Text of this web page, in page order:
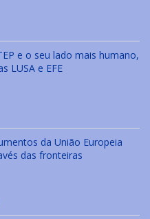
e o seu lado mais humano,
LUSA e EFE
da União Europeia
das fronteiras